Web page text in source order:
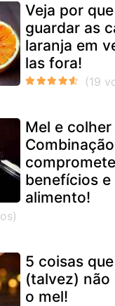
Veja por
guardar as
laranja em
las fora!
Mel e
benefícios
alimento!
5 coisas
(talvez) não
o mel!